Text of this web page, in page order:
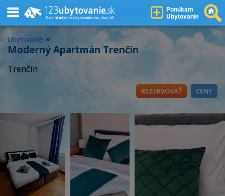
Ponúkam
Ubytovanie
Ubytovanie »
Moderný Apartmán Trenčín
Trenčín
REZERVOVAŤ CENY